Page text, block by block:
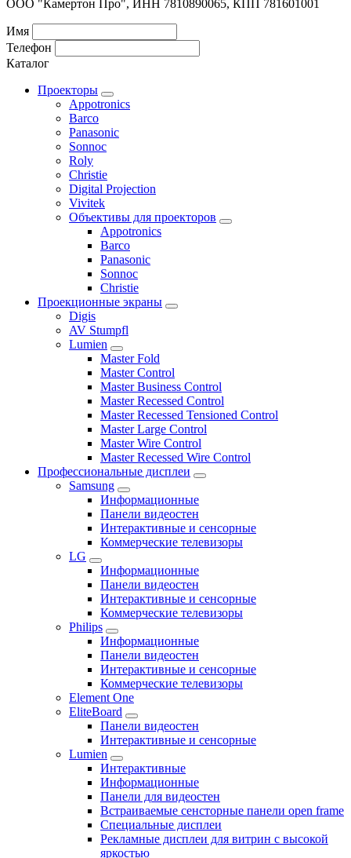
ООО "Камертон Про", ИНН 7810890065, КПП 781601001
Имя
Телефон
Каталог
Проекторы
Appotronics
Barco
Panasonic
Sonnoc
Roly
Christie
Digital Projection
Vivitek
Объективы для проекторов
Appotronics
Barco
Panasonic
Sonnoc
Сhristie
Проекционные экраны
Digis
AV Stumpfl
Lumien
Master Fold
Master Control
Master Business Control
Master Recessed Control
Master Recessed Tensioned Control
Master Large Control
Master Wire Control
Master Recessed Wire Control
Профессиональные дисплеи
Samsung
Информационные
Панели видеостен
Интерактивные и сенсорные
Коммерческие телевизоры
LG
Информационные
Панели видеостен
Интерактивные и сенсорные
Коммерческие телевизоры
Philips
Информационные
Панели видеостен
Интерактивные и сенсорные
Коммерческие телевизоры
Element One
EliteBoard
Панели видеостен
Интерактивные и сенсорные
Lumien
Интерактивные
Информационные
Панели для видеостен
Встраиваемые сенсторные панели open frame
Специальные дисплеи
Рекламные дисплеи для витрин с высокой
яркостью